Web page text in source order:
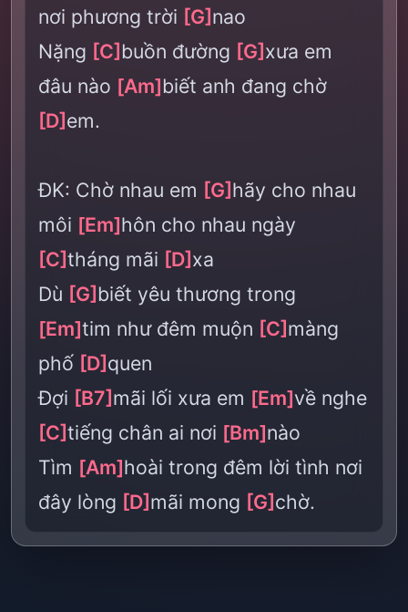
nơi phương trời [G]nao
Nặng [C]buồn đường [G]xưa em
đâu nào [Am]biết anh đang chờ
[D]em.
ĐK: Chờ nhau em [G]hãy cho nhau
môi [Em]hôn cho nhau ngày
[C]tháng mãi [D]xa
Dù [G]biết yêu thương trong
[Em]tim như đêm muộn [C]màng
phố [D]quen
Đợi [B7]mãi lối xưa em [Em]về nghe
[C]tiếng chân ai nơi [Bm]nào
Tìm [Am]hoài trong đêm lời tình nơi
đây lòng [D]mãi mong [G]chờ.